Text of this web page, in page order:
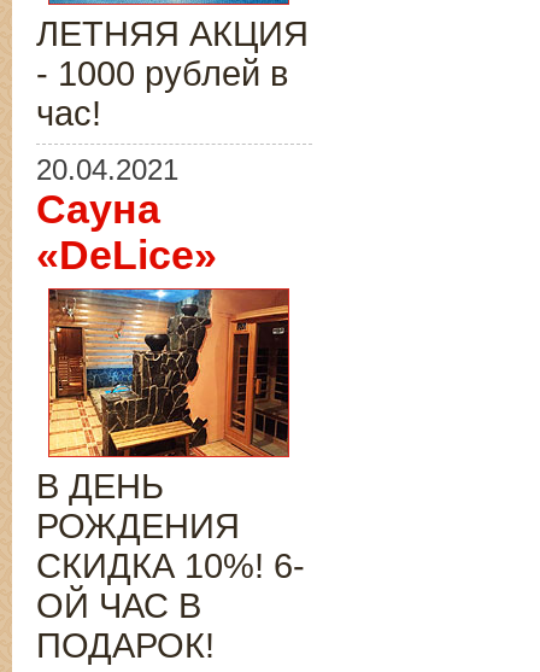
ЛЕТНЯЯ АКЦИЯ
- 1000 рублей в
час!
20.04.2021
Сауна
«DeLice»
В ДЕНЬ
РОЖДЕНИЯ
СКИДКА 10%! 6-
ОЙ ЧАС В
ПОДАРОК!